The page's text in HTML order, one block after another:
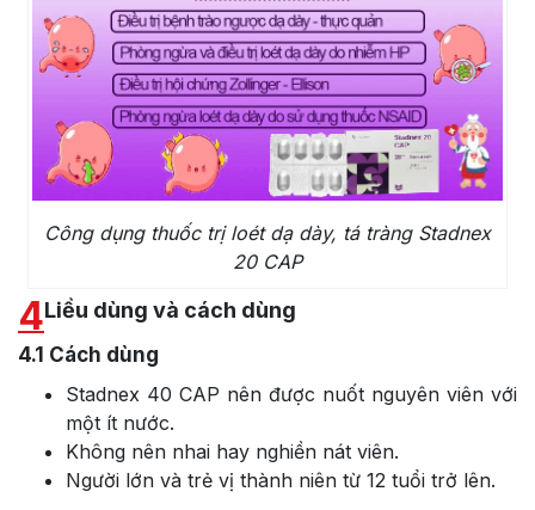
Công dụng thuốc trị loét dạ dày, tá tràng Stadnex
20 CAP
4Liều dùng và cách dùng
4.1 Cách dùng
Stadnex 40 CAP nên được nuốt nguyên viên với
một ít nước.
Không nên nhai hay nghiền nát viên.
Người lớn và trẻ vị thành niên từ 12 tuổi trở lên.